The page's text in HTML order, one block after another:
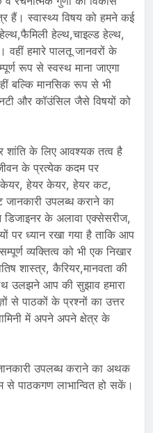
हैं। स्वास्थ्य विषय को हमने कई
हेल्थ,चाइल्ड हेल्थ,
वहीं हमारे पालतू जानवरों के
रूप से स्वस्थ माना जाएगा
बल्कि मानसिक रूप से भी
और कॉउंसिल जैसे विषयों को
शांति के लिए आवश्यक तत्व है
के प्रत्येक कदम पर
केयर, हेयर केयर, हेयर कट,
उपलब्ध कराने का
के अलावा एक्सेसरीज,
पर ध्यान रखा गया है ताकि आप
व्यक्तित्व को भी एक निखार
शास्त्र, कैरियर,मानवता की
उलझने आप की सुझाव हमारा
से पाठकों के प्रश्नों का उत्तर
में अपने अपने क्षेत्र के
उपलब्ध कराने का अथक
से पाठकगण लाभान्वित हो सकें।